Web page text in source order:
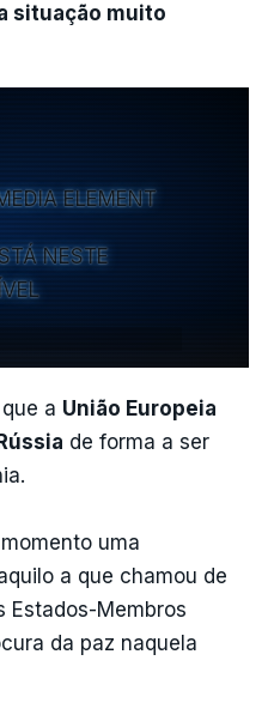
situação muito
ELEMENT
NESTE
a União Europeia
de forma a ser
uma
a que chamou de
Estados-Membros
da paz naquela